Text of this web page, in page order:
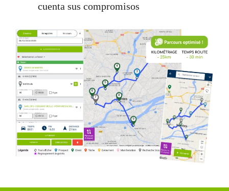
cuenta sus compromisos